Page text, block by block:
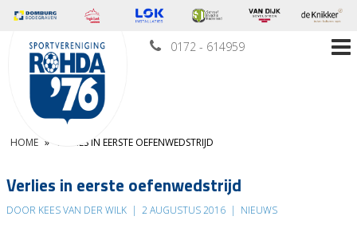
0172 - 614959
HOME » VERLIES IN EERSTE OEFENWEDSTRIJD
Verlies in eerste oefenwedstrijd
DOOR KEES VAN DER WILK | 2 AUGUSTUS 2016 | NIEUWS